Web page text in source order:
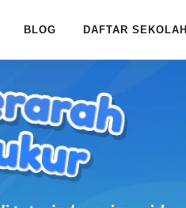
BLOG DAFTAR SEKOLAH